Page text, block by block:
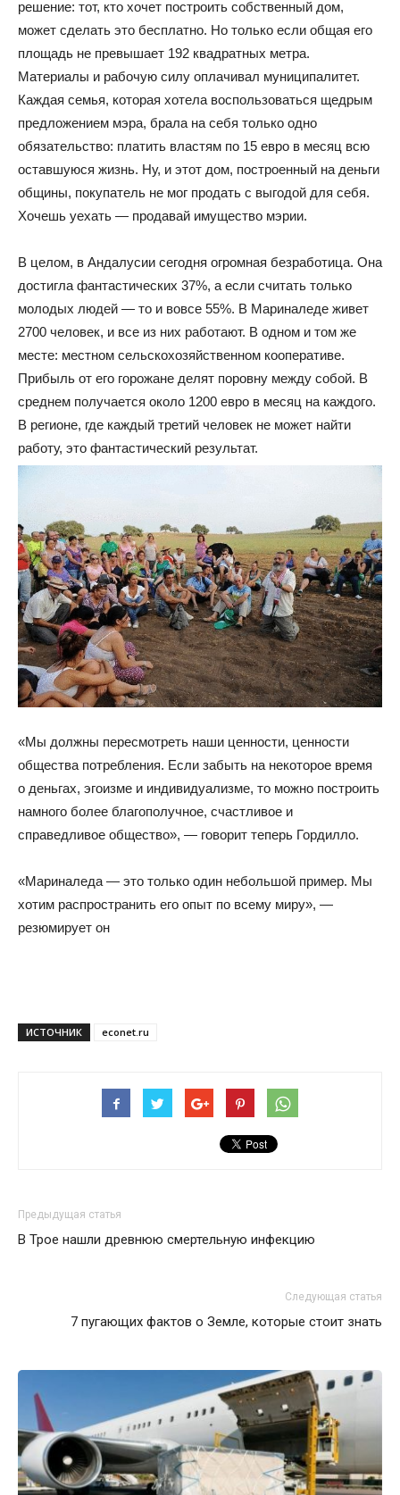
решение: тот, кто хочет построить собственный дом,
может сделать это бесплатно. Но только если общая его
площадь не превышает 192 квадратных метра.
Материалы и рабочую силу оплачивал муниципалитет.
Каждая семья, которая хотела воспользоваться щедрым
предложением мэра, брала на себя только одно
обязательство: платить властям по 15 евро в месяц всю
оставшуюся жизнь. Ну, и этот дом, построенный на деньги
общины, покупатель не мог продать с выгодой для себя.
Хочешь уехать — продавай имущество мэрии.
В целом, в Андалусии сегодня огромная безработица. Она
достигла фантастических 37%, а если считать только
молодых людей — то и вовсе 55%. В Мариналеде живет
2700 человек, и все из них работают. В одном и том же
месте: местном сельскохозяйственном кооперативе.
Прибыль от его горожане делят поровну между собой. В
среднем получается около 1200 евро в месяц на каждого.
В регионе, где каждый третий человек не может найти
работу, это фантастический результат.
«Мы должны пересмотреть наши ценности, ценности
общества потребления. Если забыть на некоторое время
о деньгах, эгоизме и индивидуализме, то можно построить
намного более благополучное, счастливое и
справедливое общество», — говорит теперь Гордилло.
«Мариналеда — это только один небольшой пример. Мы
хотим распространить его опыт по всему миру», —
резюмирует он
ИСТОЧНИК econet.ru
Предыдущая статья
В Трое нашли древнюю смертельную инфекцию
Следующая статья
7 пугающих фактов о Земле, которые стоит знать